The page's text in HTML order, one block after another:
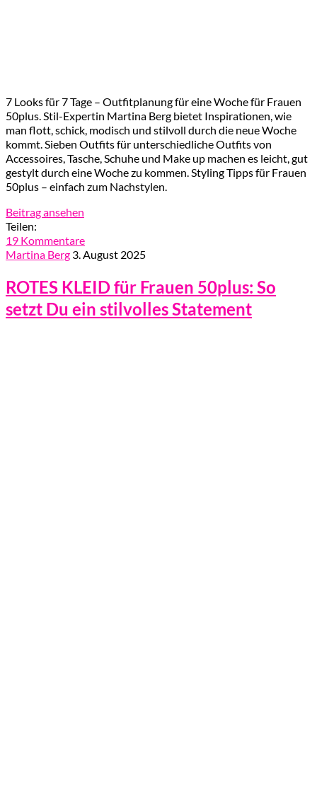
7 Looks für 7 Tage – Outfitplanung für eine Woche für Frauen
50plus. Stil-Expertin Martina Berg bietet Inspirationen, wie
man flott, schick, modisch und stilvoll durch die neue Woche
kommt. Sieben Outfits für unterschiedliche Outfits von
Accessoires, Tasche, Schuhe und Make up machen es leicht, gut
gestylt durch eine Woche zu kommen. Styling Tipps für Frauen
50plus – einfach zum Nachstylen.
Beitrag ansehen
Teilen:
19 Kommentare
Martina Berg 3. August 2025
ROTES KLEID für Frauen 50plus: So
setzt Du ein stilvolles Statement